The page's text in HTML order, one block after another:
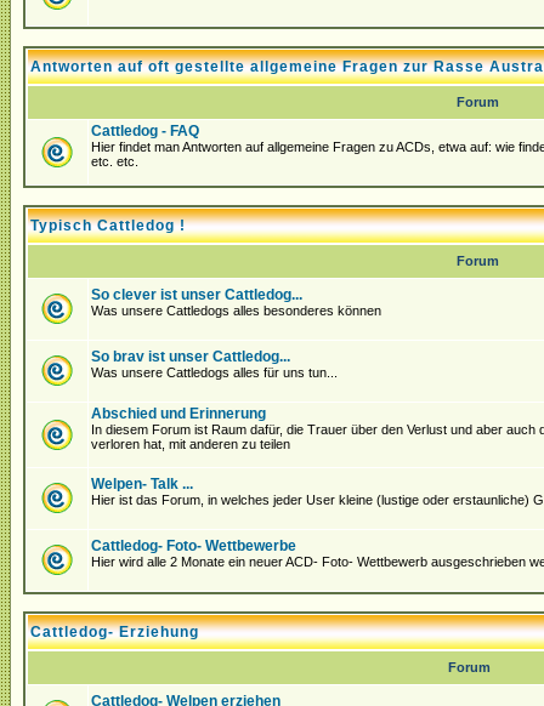
Antworten auf oft gestellte allgemeine Fragen zur Rasse
Forum
Cattledog - FAQ
Hier findet man Antworten auf allgemeine Fragen zu ACDs, etwa auf: wie
etc. etc.
Typisch Cattledog !
Forum
So clever ist unser Cattledog...
Was unsere Cattledogs alles besonderes können
So brav ist unser Cattledog...
Was unsere Cattledogs alles für uns tun...
Abschied und Erinnerung
In diesem Forum ist Raum dafür, die Trauer über den Verlust und aber
verloren hat, mit anderen zu teilen
Welpen- Talk ...
Hier ist das Forum, in welches jeder User kleine (lustige oder erstaunliche)
Cattledog- Foto- Wettbewerbe
Hier wird alle 2 Monate ein neuer ACD- Foto- Wettbewerb ausgeschrieben
Cattledog- Erziehung
Forum
Cattledog- Welpen erziehen